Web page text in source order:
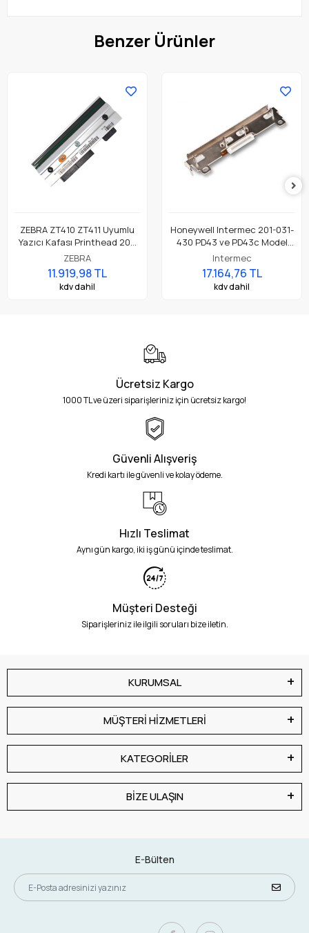
Benzer Ürünler
ZEBRA ZT410 ZT411 Uyumlu
Yazıcı Kafası Printhead 203
Dpi Parça No: P1058930-009
ZEBRA
11.919,98 TL
kdv dahil
Honeywell Intermec 201-031-
430 PD43 ve PD43c Model
Barkod Etiket Yazıcı 203 Dpi
Termal Baskı Kafası
Intermec
17.164,76 TL
kdv dahil
Ücretsiz Kargo
1000 TL ve üzeri siparişleriniz için ücretsiz kargo!
Güvenli Alışveriş
Kredi kartı ile güvenli ve kolay ödeme.
Hızlı Teslimat
Aynı gün kargo, iki iş günü içinde teslimat.
Müşteri Desteği
Siparişleriniz ile ilgili soruları bize iletin.
KURUMSAL
MÜŞTERİ HİZMETLERİ
KATEGORİLER
BİZE ULAŞIN
E-Bülten